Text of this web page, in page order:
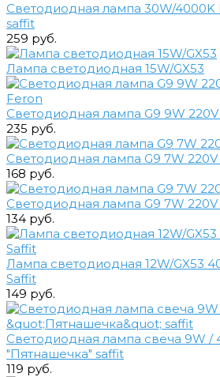
Светодиодная лампа 30W/4000K
saffit
259 руб.
Лампа светодиодная 15W/GX53
Светодиодная лампа G9 9W
235 руб.
Светодиодная лампа G9 7W
168 руб.
Светодиодная лампа G9 7W
134 руб.
Лампа светодиодная 12W/GX53
Saffit
149 руб.
Светодиодная лампа свеча 9W /
"Пятнашечка" saffit
119 руб.